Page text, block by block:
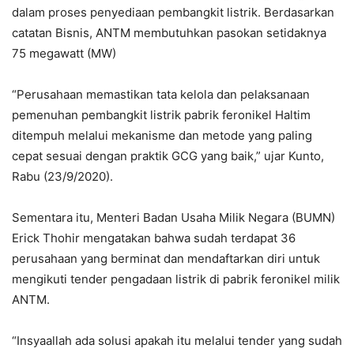
dalam proses penyediaan pembangkit listrik. Berdasarkan
catatan Bisnis, ANTM membutuhkan pasokan setidaknya
75 megawatt (MW)
“Perusahaan memastikan tata kelola dan pelaksanaan
pemenuhan pembangkit listrik pabrik feronikel Haltim
ditempuh melalui mekanisme dan metode yang paling
cepat sesuai dengan praktik GCG yang baik,” ujar Kunto,
Rabu (23/9/2020).
Sementara itu, Menteri Badan Usaha Milik Negara (BUMN)
Erick Thohir mengatakan bahwa sudah terdapat 36
perusahaan yang berminat dan mendaftarkan diri untuk
mengikuti tender pengadaan listrik di pabrik feronikel milik
ANTM.
“Insyaallah ada solusi apakah itu melalui tender yang sudah